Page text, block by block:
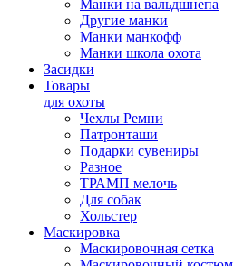
Манки на вальдшнепа
Другие манки
Манки манкофф
Манки школа охота
Засидки
Товары
для охоты
Чехлы Ремни
Патронташи
Подарки сувениры
Разное
ТРАМП мелочь
Для собак
Хольстер
Маскировка
Маскировочная сетка